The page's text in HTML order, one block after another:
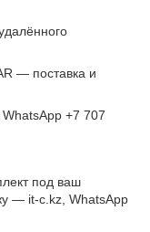
— поставка и
+7 707
под ваш
— it-c.kz, WhatsApp